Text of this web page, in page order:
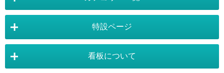
運営会社 :株式会社トレード
スタンド看板：オプション バナースタンド
特設ページ
看板について